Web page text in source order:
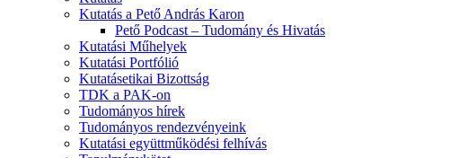
Kutatás a Pető András Karon
Pető Podcast – Tudomány és Hivatás
Kutatási Műhelyek
Kutatási Portfólió
Kutatásetikai Bizottság
TDK a PAK-on
Tudományos hírek
Tudományos rendezvényeink
Kutatási együttműködési felhívás